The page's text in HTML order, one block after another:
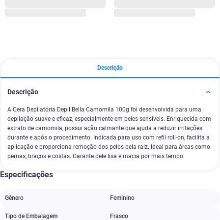
Descrição
Descrição
A Cera Depilatória Depil Bella Camomila 100g foi desenvolvida para uma
depilação suave e eficaz, especialmente em peles sensíveis. Enriquecida com
extrato de camomila, possui ação calmante que ajuda a reduzir irritações
durante e após o procedimento. Indicada para uso com refil roll-on, facilita a
aplicação e proporciona remoção dos pelos pela raiz. Ideal para áreas como
pernas, braços e costas. Garante pele lisa e macia por mais tempo.
Especificações
Gênero Feminino
Tipo de Embalagem Frasco